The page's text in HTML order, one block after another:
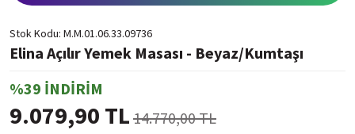
Stok Kodu M.M.01.06.33.09736
Elina Açılır Yemek Masası - Beyaz/Kumtaşı
%39 İNDİRİM
9.079,90 TL 14.770,00 TL